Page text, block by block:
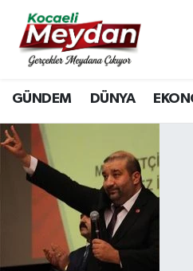
GÜNDEM DÜNYA
Nöbetçi Eczaneler
Hava Durumu
Trafik Durumu
Süper Lig Puan Durumu
Tüm Manşetler
Son Dakika Haberleri